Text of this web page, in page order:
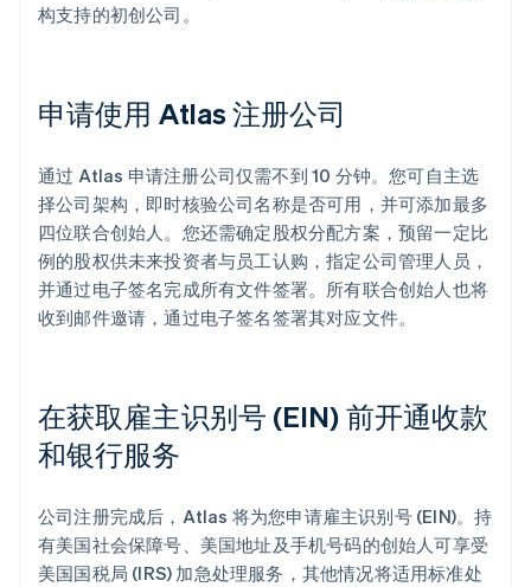
构支持的初创公司。
申请使用 Atlas 注册公司
通过 Atlas 申请注册公司仅需不到 10 分钟。您可自主选
择公司架构，即时核验公司名称是否可用，并可添加最多
四位联合创始人。您还需确定股权分配方案，预留一定比
例的股权供未来投资者与员工认购，指定公司管理人员，
并通过电子签名完成所有文件签署。所有联合创始人也将
收到邮件邀请，通过电子签名签署其对应文件。
在获取雇主识别号 (EIN) 前开通收款
和银行服务
公司注册完成后，Atlas 将为您申请雇主识别号 (EIN)。持
有美国社会保障号、美国地址及手机号码的创始人可享受
美国国税局 (IRS) 加急处理服务，其他情况将适用标准处